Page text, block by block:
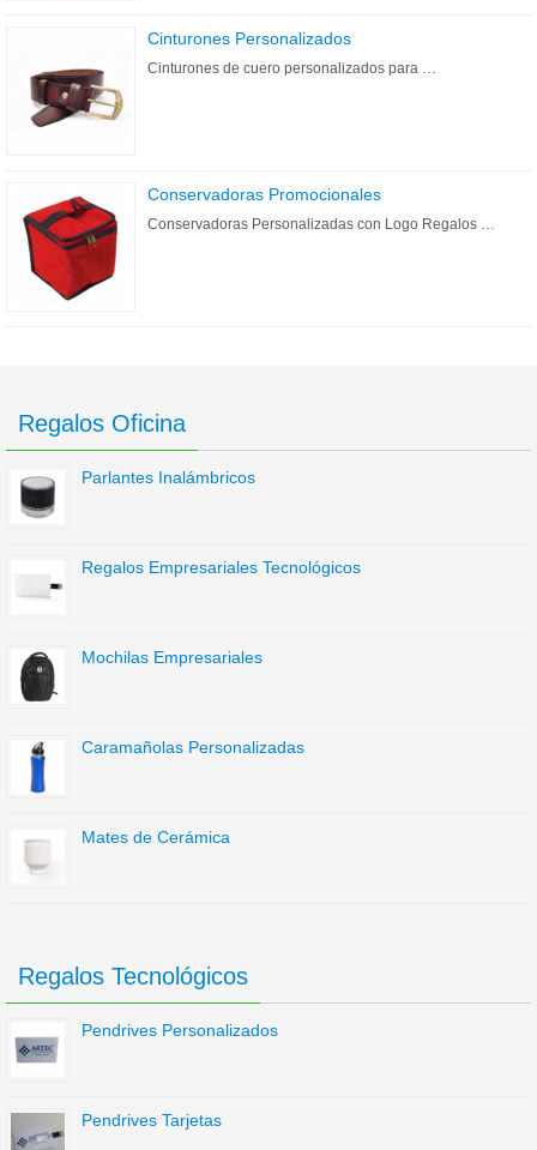
Cinturones Personalizados
Cinturones de cuero personalizados para …
Conservadoras Promocionales
Conservadoras Personalizadas con Logo Regalos …
Regalos Oficina
Parlantes Inalámbricos
Regalos Empresariales Tecnológicos
Mochilas Empresariales
Caramañolas Personalizadas
Mates de Cerámica
Regalos Tecnológicos
Pendrives Personalizados
Pendrives Tarjetas